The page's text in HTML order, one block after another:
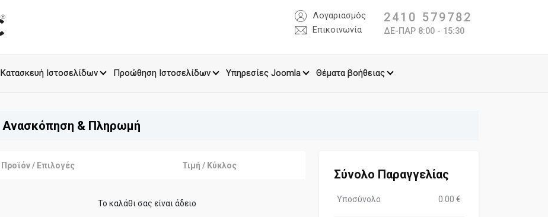
Λογαριασμός
Επικοινωνία
2410 579782
ΔΕ-ΠΑΡ 8:00 - 15:30
Κατασκευή Ιστοσελίδων Προώθηση Ιστοσελίδων Υπηρεσίες Joomla Θέματα βοήθειας
Ανασκόπηση & Πληρωμή
Προϊόν / Επιλογές Τιμή / Κύκλος
Το καλάθι σας είναι άδειο
Σύνολο Παραγγελίας
Υποσύνολο 0.00 €